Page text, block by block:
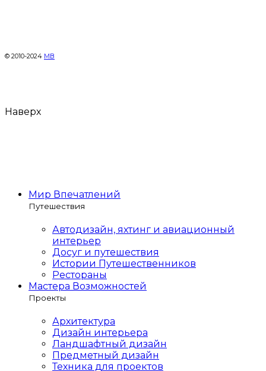
© 2010-2024 МВ
Наверх
Мир Впечатлений
Путешествия
Автодизайн, яхтинг и авиационный
интерьер
Досуг и путешествия
Истории Путешественников
Рестораны
Мастера Возможностей
Проекты
Архитектура
Дизайн интерьера
Ландшафтный дизайн
Предметный дизайн
Техника для проектов